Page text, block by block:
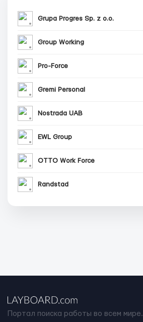
Grupa Progres Sp. z o.o.
Group Working
Pro-Force
Gremi Personal
Nostrada UAB
EWL Group
OTTO Work Force
Randstad
Портал поиска работы во всем мире.